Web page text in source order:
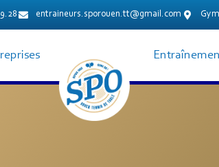
entraineurs.sporouen.tt@gmail.com